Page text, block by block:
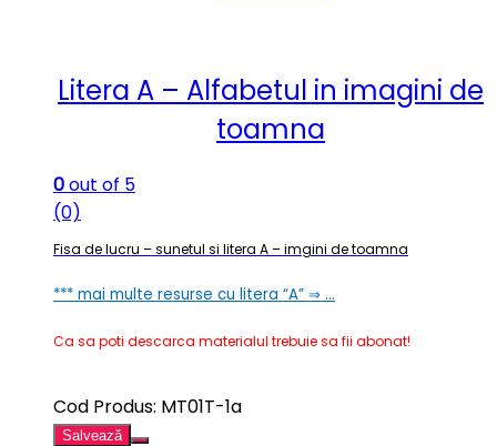
Litera A – Alfabetul in imagini de
toamna
0out of 5
(0)
Fisa de lucru – sunetul si litera A – imgini de toamna
*** mai multe resurse cu litera “A” ⇒ …
Ca sa poti descarca materialul trebuie sa fii abonat!
Cod Produs: MT01T-1a
Salvează